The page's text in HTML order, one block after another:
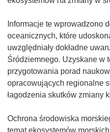
o
k
n
i
e
)
Informacje te wprowadzono
oceanicznych, które
uwzględniały dokładne
Śródziemnego. Uzyskane w
przygotowania porad
opracowujących regionalne
łagodzenia skutków zmiany
Ochrona środowiska
temat ekosystemów